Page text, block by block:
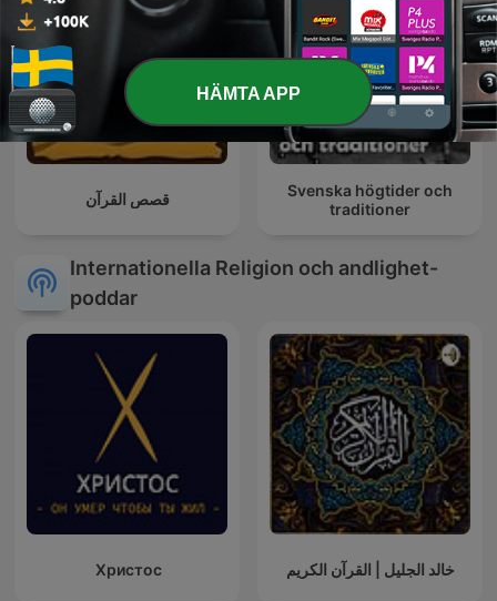
قصص القرآن
Svenska högtider och
traditioner
Internationella Religion och andlighet-
poddar
Христос خالد الجليل | القرآن الكريم
HÄMTA APP